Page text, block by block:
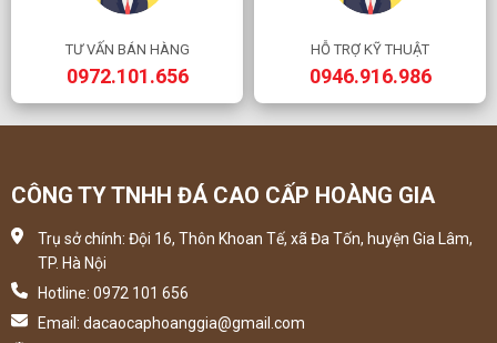
TƯ VẤN BÁN HÀNG
0972.101.656
HỖ TRỢ KỸ THUẬT
0946.916.986
CÔNG TY TNHH ĐÁ CAO CẤP HOÀNG GIA
Trụ sở chính: Đội 16, Thôn Khoan Tế, xã Đa Tốn, huyện Gia Lâm,
TP. Hà Nội
Hotline: 0972 101 656
Email: dacaocaphoanggia@gmail.com